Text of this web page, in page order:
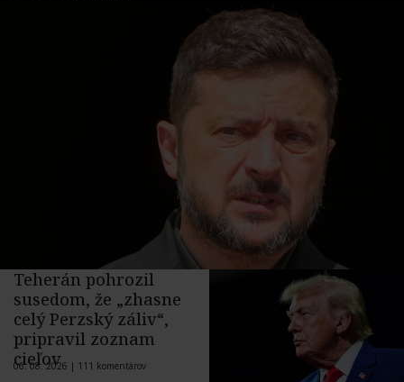
Teherán pohrozil
susedom, že „zhasne
celý Perzský záliv“,
pripravil zoznam
cieľov
06. 08. 2026 | 111 komentárov